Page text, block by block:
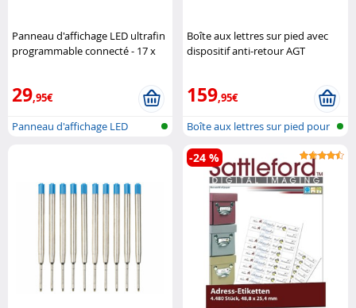
Panneau d'affichage LED ultrafin
programmable connecté - 17 x
29,95€
Panneau d'affichage LED
Boîte aux lettres sur pied avec
dispositif anti-retour AGT
159,95€
Boîte aux lettres sur pied pour
col..
-24 %